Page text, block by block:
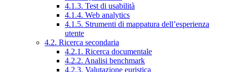
4.1.3. Test di usabilità
4.1.4. Web analytics
4.1.5. Strumenti di mappatura dell’esperienza
utente
4.2. Ricerca secondaria
4.2.1. Ricerca documentale
4.2.2. Analisi benchmark
4.2.3. Valutazione euristica